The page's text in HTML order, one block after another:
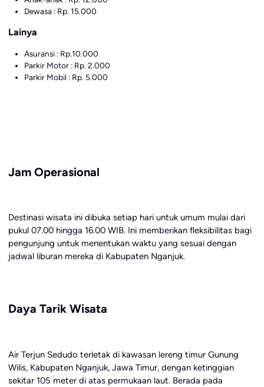
Dewasa : Rp. 15.000
Lainya
Asuransi : Rp.10.000
Parkir Motor : Rp. 2.000
Parkir Mobil : Rp. 5.000
Jam Operasional
Destinasi wisata ini dibuka setiap hari untuk umum mulai dari
pukul 07.00 hingga 16.00 WIB. Ini memberikan fleksibilitas bagi
pengunjung untuk menentukan waktu yang sesuai dengan
jadwal liburan mereka di Kabupaten Nganjuk.
Daya Tarik Wisata
Air Terjun Sedudo terletak di kawasan lereng timur Gunung
Wilis, Kabupaten Nganjuk, Jawa Timur, dengan ketinggian
sekitar 105 meter di atas permukaan laut. Berada pada